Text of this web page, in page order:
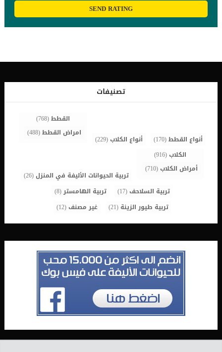
SEND RATING
تصنيفات
أنواع القطط(170) أنواع الكلاب(229)
القطط(768)
امراض القطط(488)
الكلاب(916)
أمراض الكلاب(710)
تربية الحيوانات الأليفة في المنزل(26)
تربية السلاحف(17) تربية الهامستر(8)
تربية طيور الزينة (21) غير مصنف(12)